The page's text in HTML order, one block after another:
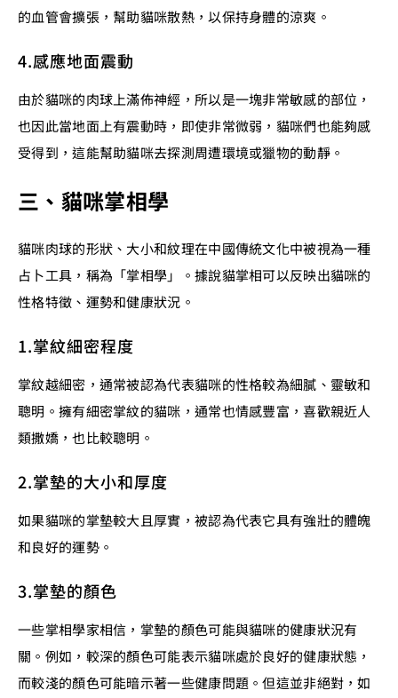
的血管會擴張，幫助貓咪散熱，以保持身體的涼爽。
4.感應地面震動
由於貓咪的肉球上滿佈神經，所以是一塊非常敏感的部位，
也因此當地面上有震動時，即使非常微弱，貓咪們也能夠感
受得到，這能幫助貓咪去探測周遭環境或獵物的動靜。
三、貓咪掌相學
貓咪肉球的形狀、大小和紋理在中國傳統文化中被視為一種
占卜工具，稱為「掌相學」。據說貓掌相可以反映出貓咪的
性格特徵、運勢和健康狀況。
1.掌紋細密程度
掌紋越細密，通常被認為代表貓咪的性格較為細膩、靈敏和
聰明。擁有細密掌紋的貓咪，通常也情感豐富，喜歡親近人
類撒嬌，也比較聰明。
2.掌墊的大小和厚度
如果貓咪的掌墊較大且厚實，被認為代表它具有強壯的體魄
和良好的運勢。
3.掌墊的顏色
一些掌相學家相信，掌墊的顏色可能與貓咪的健康狀況有
關。例如，較深的顏色可能表示貓咪處於良好的健康狀態，
而較淺的顏色可能暗示著一些健康問題。但這並非絕對，如